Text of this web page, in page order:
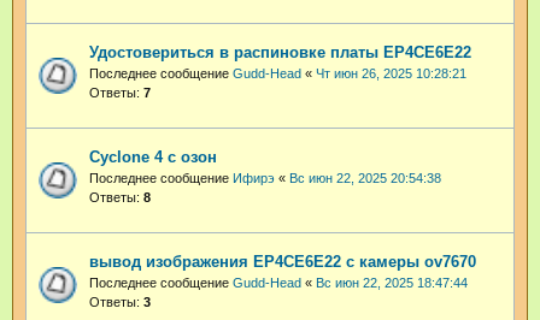
Удостовериться в распиновке платы EP4CE6E22
Последнее сообщение Gudd-Head « Чт июн 26, 2025 10:28:21
Ответы: 7
Cyclone 4 с озон
Последнее сообщение Ифирэ « Вс июн 22, 2025 20:54:38
Ответы: 8
вывод изображения EP4CE6E22 с камеры ov7670
Последнее сообщение Gudd-Head « Вс июн 22, 2025 18:47:44
Ответы: 3